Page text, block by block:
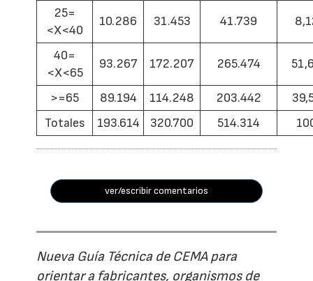
25=
<X<40
10.286 31.453 41.739
40=
<X<65
93.267 172.207 265.474
>=65 89.194 114.248 203.442
Totales
193.614 320.700 514.314
ver/escribir comentarios
Nueva Guía Técnica de CEMA para
orientar a fabricantes, organismos de